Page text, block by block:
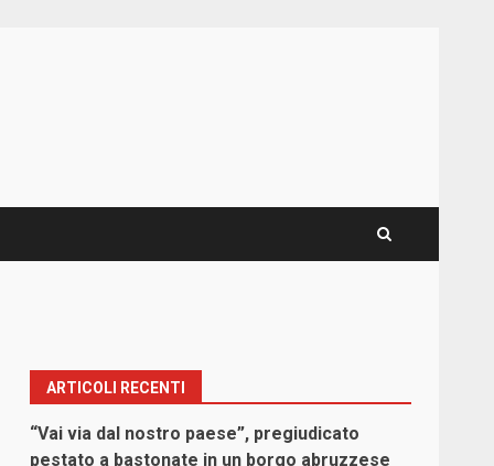
ARTICOLI RECENTI
“Vai via dal nostro paese”, pregiudicato
pestato a bastonate in un borgo abruzzese